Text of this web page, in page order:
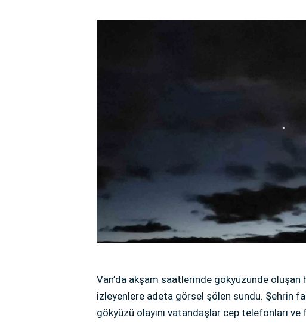
Van’da akşam saatlerinde gökyüzünde oluşan
izleyenlere adeta görsel şölen sundu. Şehrin
gökyüzü olayını vatandaşlar cep telefonları